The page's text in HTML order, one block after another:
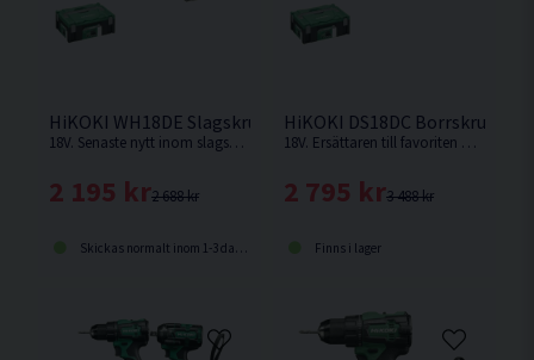
HiKOKI WH18DE Slagskruvdragare 18V HSC
18V. Senaste nytt inom slagskruvdragare från HiKOKI. Levereras utan batteri och laddare.
2 688 kr
2 195 kr
Skickas normalt inom 1-3 dagar
HiKOKI DS18DC
18V. Ersättaren till favoriten DS18DBL2. Borrskruvdragare med RFC funktion vilket förhindrar att maskinen slår runt om det fastnar vid tex borrning. Levereras utan batteri och laddare.
3 488 kr
2 795 kr
Finns i lager